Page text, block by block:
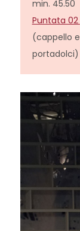
min. 45.50
Puntata 02
(cappello
portadolci)